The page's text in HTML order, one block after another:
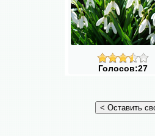
Голосов:27